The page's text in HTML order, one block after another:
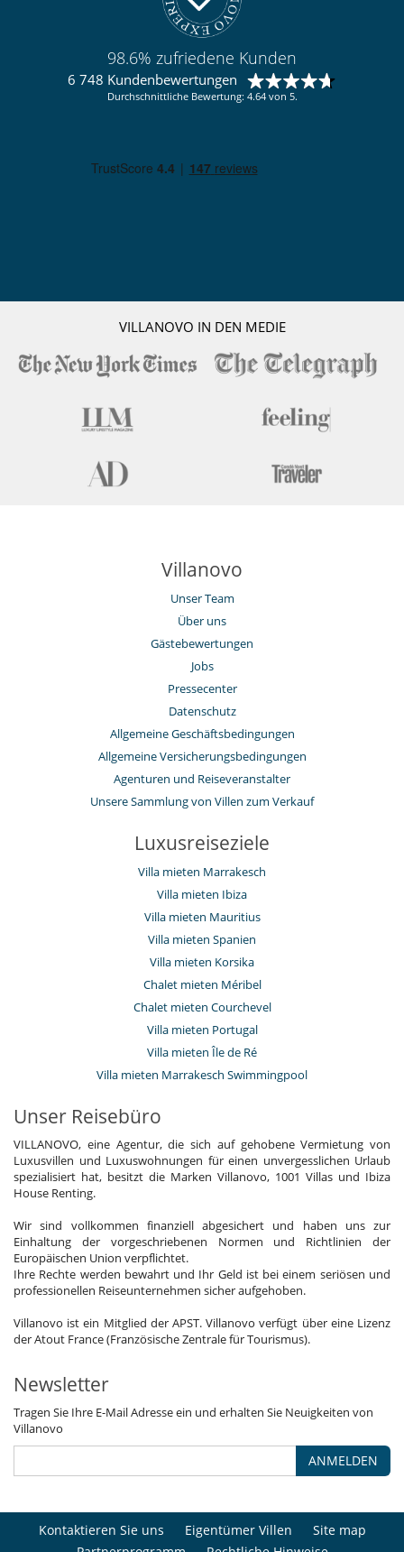
98.6% zufriedene Kunden
6 748 Kundenbewertungen
Durchschnittliche Bewertung: 4.64 von 5.
VILLANOVO IN DEN MEDIE
Villanovo
Unser Team
Über uns
Gästebewertungen
Jobs
Pressecenter
Datenschutz
Allgemeine Geschäftsbedingungen
Allgemeine Versicherungsbedingungen
Agenturen und Reiseveranstalter
Unsere Sammlung von Villen zum Verkauf
Luxusreiseziele
Villa mieten Marrakesch
Villa mieten Ibiza
Villa mieten Mauritius
Villa mieten Spanien
Villa mieten Korsika
Chalet mieten Méribel
Chalet mieten Courchevel
Villa mieten Portugal
Villa mieten Île de Ré
Villa mieten Marrakesch Swimmingpool
Unser Reisebüro
VILLANOVO, eine Agentur, die sich auf gehobene Vermietung von
Luxusvillen und Luxuswohnungen für einen unvergesslichen Urlaub
spezialisiert hat, besitzt die Marken Villanovo, 1001 Villas und Ibiza
House Renting.
Wir sind vollkommen finanziell abgesichert und haben uns zur
Einhaltung der vorgeschriebenen Normen und Richtlinien der
Europäischen Union verpflichtet.
Ihre Rechte werden bewahrt und Ihr Geld ist bei einem seriösen und
professionellen Reiseunternehmen sicher aufgehoben.
Villanovo ist ein Mitglied der APST. Villanovo verfügt über eine Lizenz
der Atout France (Französische Zentrale für Tourismus).
Newsletter
Tragen Sie Ihre E-Mail Adresse ein und erhalten Sie Neuigkeiten von
Villanovo
ANMELDEN
Kontaktieren Sie uns Eigentümer Villen
Site map